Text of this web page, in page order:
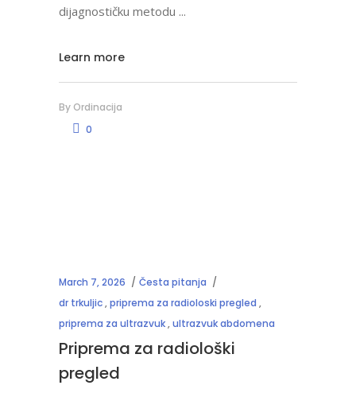
dijagnostičku metodu
Learn more
By Ordinacija
0
March 7, 2026
Česta pitanja
dr trkuljic,priprema za radioloski pregled ,
priprema za ultrazvuk,ultrazvuk abdomena
Priprema za radiološki
pregled